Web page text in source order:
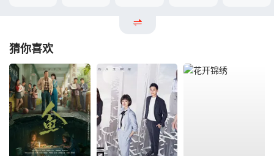
猜你喜欢